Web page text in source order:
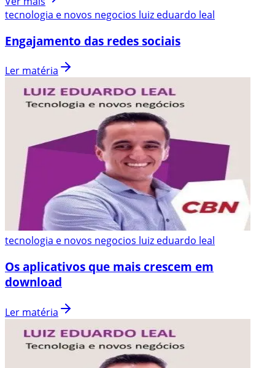
tecnologia e novos negocios luiz eduardo leal
Engajamento das redes sociais
Ler matéria
tecnologia e novos negocios luiz eduardo leal
Os aplicativos que mais crescem em
download
Ler matéria